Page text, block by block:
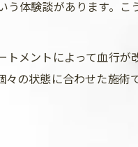
美脚を手に入れる
体験談があります。
メントによって血行
の状態に合わせた施術